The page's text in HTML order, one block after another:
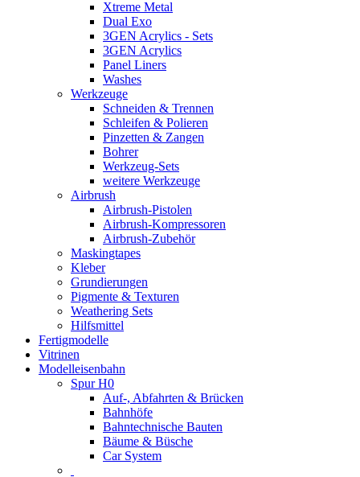
Xtreme Metal
Dual Exo
3GEN Acrylics - Sets
3GEN Acrylics
Panel Liners
Washes
Werkzeuge
Schneiden & Trennen
Schleifen & Polieren
Pinzetten & Zangen
Bohrer
Werkzeug-Sets
weitere Werkzeuge
Airbrush
Airbrush-Pistolen
Airbrush-Kompressoren
Airbrush-Zubehör
Maskingtapes
Kleber
Grundierungen
Pigmente & Texturen
Weathering Sets
Hilfsmittel
Fertigmodelle
Vitrinen
Modelleisenbahn
Spur H0
Auf-, Abfahrten & Brücken
Bahnhöfe
Bahntechnische Bauten
Bäume & Büsche
Car System